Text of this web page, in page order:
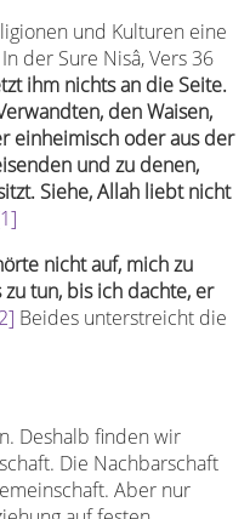
und Kulturen eine
der Sure Nisâ, Vers 36
ihm nichts an die Seite.
den Waisen,
einheimisch oder aus der
und zu denen,
Siehe, Allah liebt nicht
nicht auf, mich zu
tun, bis ich dachte, er
Beides unterstreicht die
Deshalb finden wir
Die Nachbarschaft
Aber nur